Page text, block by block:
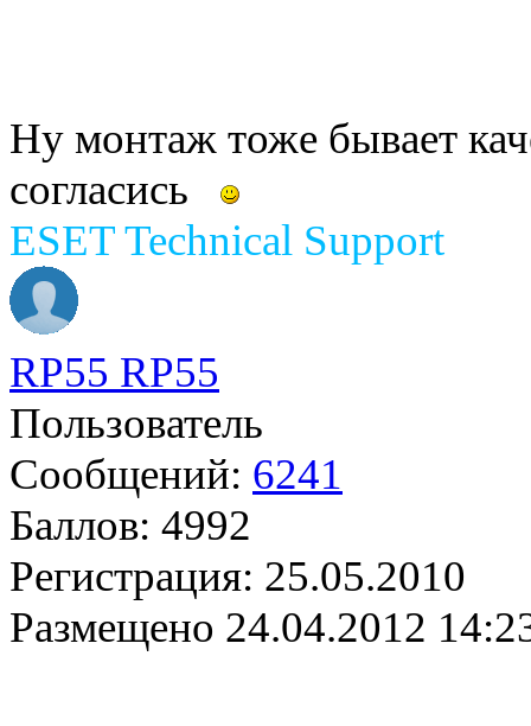
Ну монтаж тоже бывает
согласись
ESET Technical Support
RP55 RP55
Пользователь
Сообщений: 6241
Баллов: 4992
Регистрация: 25.05.2010
Размещено 24.04.2012